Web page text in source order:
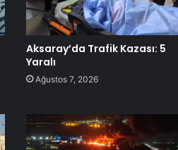
Aksaray’da Trafik Kazası: 5
Yaralı
Ağustos 7, 2026